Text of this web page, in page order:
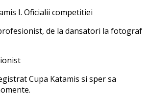
de la dansatori la fotograf
Cupa Katamis si sper sa